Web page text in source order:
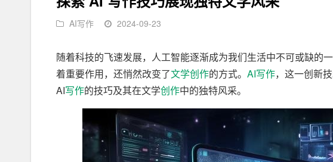
AI写作 2024-09-23
随着科技的飞速发展，人工智能逐渐成为我们生活中不可或缺的
着重要作用，还悄然改变了文学创作的方式。 AI写作，这一创新
AI写作的技巧及其在文学创作中的独特风采。